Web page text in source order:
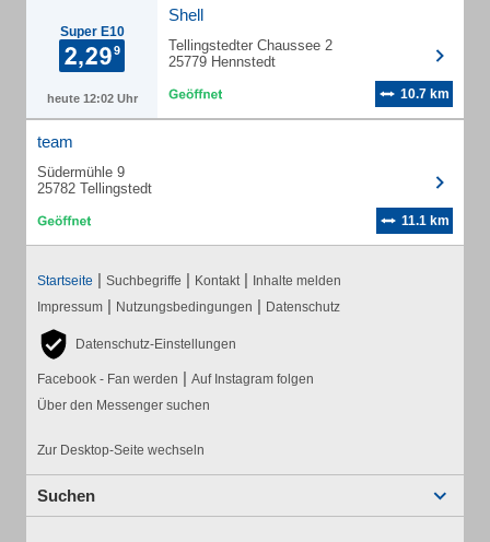
Super E10
heute 12:02 Uhr
Shell
Tellingstedter Chaussee 2
25779 Hennstedt
10.7 km
team
Südermühle 9
25782 Tellingstedt
11.1 km
Startseite | Suchbegriffe | Kontakt | Inhalte melden
Impressum | Nutzungsbedingungen | Datenschutz
Datenschutz-Einstellungen
Facebook - Fan werden | Auf Instagram folgen
Über den Messenger suchen
Zur Desktop-Seite wechseln
Suchen